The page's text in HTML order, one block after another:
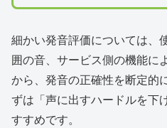
細かい発音評価については、
囲の音、サービス側の機能に
から、発音の正確性を断定的
ずは「声に出すハードルを下
すすめです。